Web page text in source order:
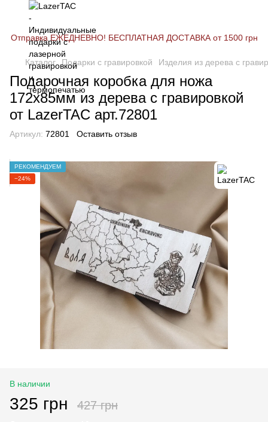
Отправка ЕЖЕДНЕВНО! БЕСПЛАТНАЯ ДОСТАВКА от 1500 грн
Каталог Подарки с гравировкой Изделия из дерева с
Подарочная коробка для ножа
172х85мм из дерева с гравировкой
от LazerTAC арт.72801
Артикул: 72801 Оставить отзыв
РЕКОМЕНДУЕМ
−24%
В наличии
325 грн 427 грн